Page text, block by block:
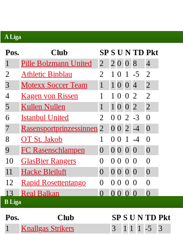
A Liga
Pos. Club SP S U N TD Pkt
1
Pille Bolzmann United 2 2 0 0 8
4
2
Athletic Binblau 2 1 0 1 -5
2
3
Motexx Soccer Team 1 1 0 0 4
2
4
Kagen von Rissen 1 1 0 0 2
2
5
Kullen Nullen 1 1 0 0 2
2
6
Istanbul United 2 0 0 2 -3
0
7
Rasensportprinzessinnen 2 0 0 2 -4
0
8
OT St. Jakob 1 0 0 1 -4
0
9
FC Rasenschlampen 0 0 0 0 0
0
10
GlasBier Rangers 0 0 0 0 0
0
11
Hacke Bleiluft 0 0 0 0 0
0
12
Rapid Rosettentango 0 0 0 0 0
0
13
Real Balkan 0 0 0 0 0 0
B Liga
Pos. Club SP S U N TD Pkt
1
Knallgas Strikers 3 1 1 1 -5
3